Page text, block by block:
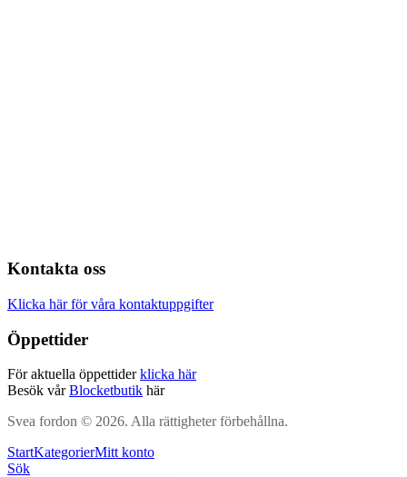
Kontakta oss
Klicka här för våra kontaktuppgifter
Öppettider
För aktuella öppettiderklicka här
Besök vårBlocketbutik här
Svea fordon © 2026. Alla rättigheter förbehållna.
StartKategorierMitt konto
Sök